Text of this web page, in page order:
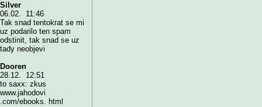
Silver
06.02. 11:46
Tak snad tentokrat se mi
uz podarilo ten spam
odstinit, tak snad se uz
tady neobjevi
Dooren
28.12. 12:51
to saxx: zkus
www.jahodovi
.com/ebooks. html